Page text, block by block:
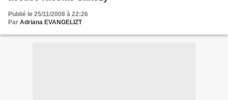
Publié le 25/11/2008 à 22:26
Par Adriana EVANGELIZT